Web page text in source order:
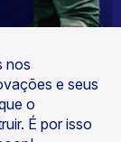
nos
e seus
o
É por isso